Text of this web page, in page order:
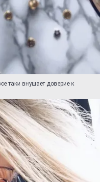
таки внушает доверие к